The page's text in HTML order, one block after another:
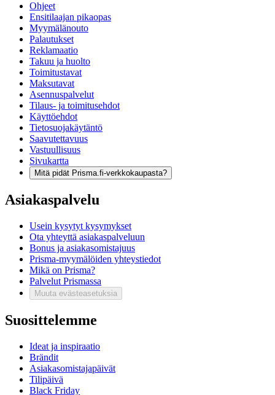
Ohjeet
Ensitilaajan pikaopas
Myymälänouto
Palautukset
Reklamaatio
Takuu ja huolto
Toimitustavat
Maksutavat
Asennuspalvelut
Tilaus- ja toimitusehdot
Käyttöehdot
Tietosuojakäytäntö
Saavutettavuus
Vastuullisuus
Sivukartta
Mitä pidät Prisma.fi-verkkokaupasta?
Asiakaspalvelu
Usein kysytyt kysymykset
Ota yhteyttä asiakaspalveluun
Bonus ja asiakasomistajuus
Prisma-myymälöiden yhteystiedot
Mikä on Prisma?
Palvelut Prismassa
Muuta evästeasetuksia
Suosittelemme
Ideat ja inspiraatio
Brändit
Asiakasomistajapäivät
Tilipäivä
Black Friday